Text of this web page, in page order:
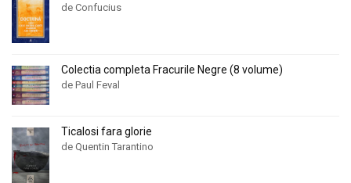
de Confucius
Colectia completa Fracurile Negre (8 volume)
de Paul Feval
Ticalosi fara glorie
de Quentin Tarantino